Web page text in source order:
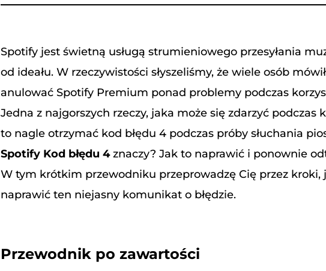
Spotify jest świetną usługą strumieniowego przesyłania
od ideału. W rzeczywistości słyszeliśmy, że wiele osób
anulować Spotify Premium ponad problemy podczas
Jedna z najgorszych rzeczy, jaka może się zdarzyć podczas
to nagle otrzymać kod błędu 4 podczas próby słuchania
Spotify Kod błędu 4znaczy? Jak to naprawić i ponownie
W tym krótkim przewodniku przeprowadzę Cię przez kroki,
naprawić ten niejasny komunikat o błędzie.
Przewodnik po zawartości